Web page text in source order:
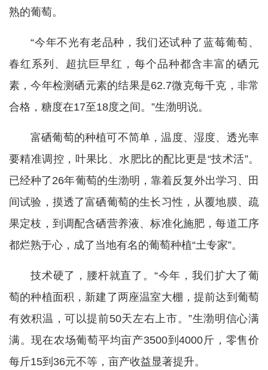
熟的葡萄。
“今年不光有老品种，我们还试种了蓝莓葡萄、
春红系列、超抗巨早红，每个品种都含丰富的硒元
素，今年检测硒元素的结果是62.7微克每千克，非常
合格，糖度在17至18度之间。”生渤明说。
富硒葡萄的种植可不简单，温度、湿度、透光率
要精准调控，叶果比、水肥比的配比更是“技术活”。
已经种了26年葡萄的生渤明，靠着反复外出学习、田
间试验，摸透了富硒葡萄的生长习性，从覆地膜、疏
果定枝，到调配含硒营养液、标准化施肥，每道工序
都烂熟于心，成了当地有名的葡萄种植“土专家”。
技术硬了，腰杆就直了。“今年，我们扩大了葡
萄的种植面积，新建了两座温室大棚，提前达到葡萄
有效积温，可以提前50天左右上市。”生渤明信心满
满。现在农场葡萄平均亩产3500到4000斤，零售价
每斤15到36元不等，亩产收益显著提升。